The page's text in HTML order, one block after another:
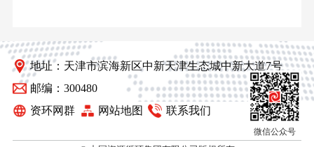
地址：天津市滨海新区中新天津生态城中新大道7号
邮编：300480
资环网群
网站地图 联系我们
微信公众号